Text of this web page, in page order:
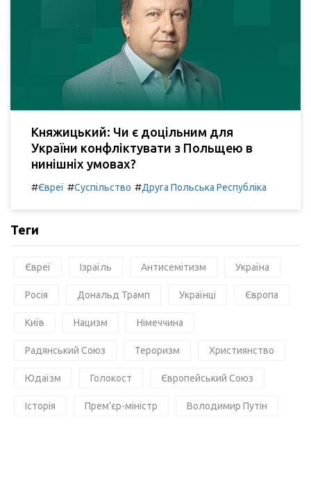
Княжицький: Чи є доцільним для
України конфліктувати з Польщею в
нинішніх умовах?
#Євреї #Суспільство #Друга Польська Республіка
Теги
Євреї Ізраїль Антисемітизм Україна
Росія Дональд Трамп Українці Європа
Київ Нацизм Німеччина
Радянський Союз Тероризм Християнство
Юдаїзм Голокост Європейський Союз
Історія Прем'єр-міністр Володимир Путін